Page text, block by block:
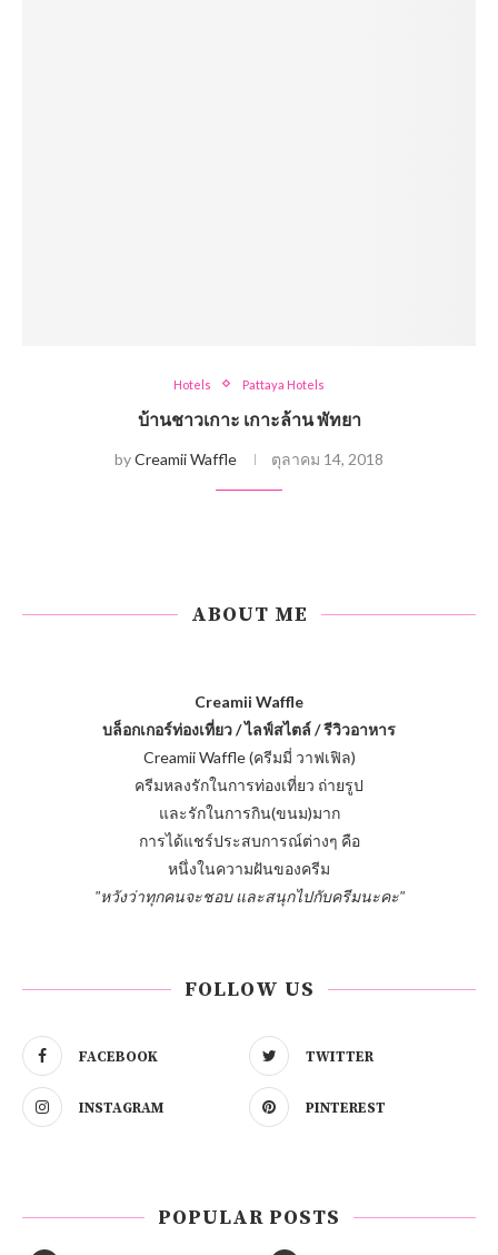
Hotels Pattaya Hotels
บ้านชาวเกาะ เกาะล้าน พัทยา
byCreamii Waffle ตุลาคม 14, 2018
ABOUT ME
Creamii Waffle
บล็อกเกอร์ท่องเที่ยว / ไลฟ์สไตล์ / รีวิวอาหาร
Creamii Waffle (ครีมมี่ วาฟเฟิล)
ครีมหลงรักในการท่องเที่ยว ถ่ายรูป
และรักในการกิน(ขนม)มาก
การได้แชร์ประสบการณ์ต่างๆ คือ
หนึ่งในความฝันของครีม
"หวังว่าทุกคนจะชอบ และสนุกไปกับครีมนะคะ"
FOLLOW US
FACEBOOK TWITTER
INSTAGRAM PINTEREST
POPULAR POSTS